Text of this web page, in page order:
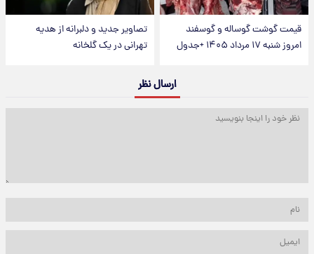
قیمت گوشت گوساله و گوسفند
امروز شنبه ۱۷ مرداد ۱۴۰۵ +جدول
تصاویر جدید و دلبرانه از هدیه
تهرانی در یک گلخانه
ارسال نظر